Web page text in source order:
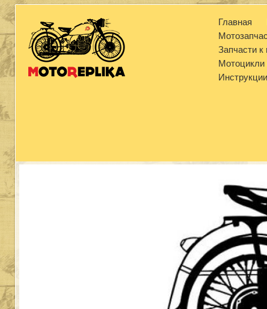
Главная
Запчасти
Мотоцикли
Инструкции